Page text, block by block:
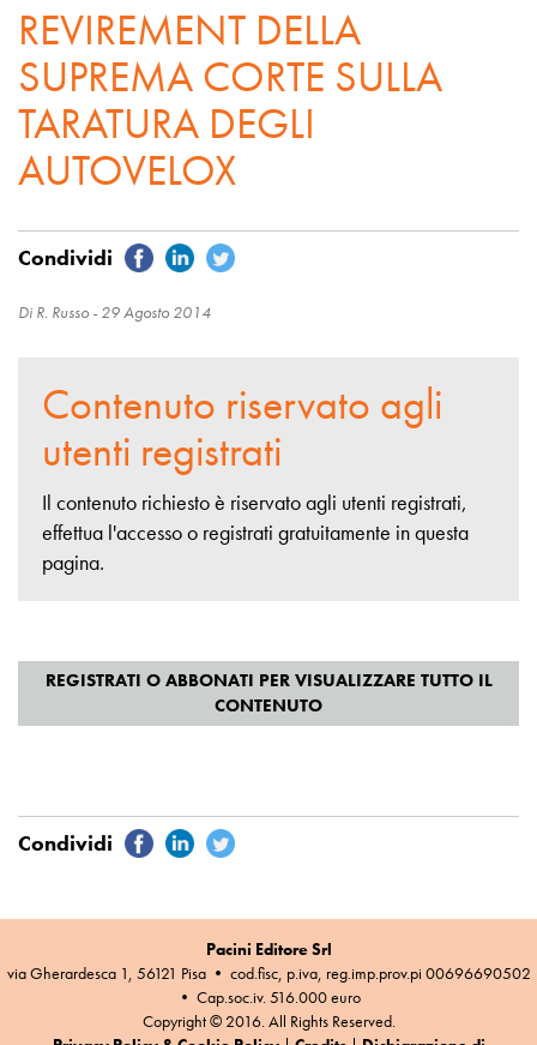
REVIREMENT DELLA
SUPREMA CORTE SULLA
TARATURA DEGLI
AUTOVELOX
Di R. Russo - 29 Agosto 2014
Contenuto riservato agli
utenti registrati
Il contenuto richiesto è riservato agli utenti registrati,
effettua l'accesso o registrati gratuitamente in questa
pagina.
Pacini Editore Srl
via Gherardesca 1, 56121 Pisa • cod.fisc, p.iva, reg.imp.prov.pi 00696690502
• Cap.soc.iv. 516.000 euro
Copyright © 2016. All Rights Reserved.